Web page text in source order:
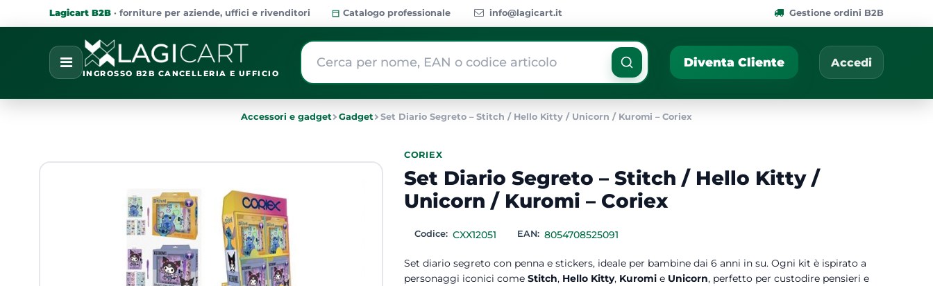
Lagicart B2B · forniture per aziende, uffici e rivenditori Catalogo professionale info@lagicart.it Gestione ordini B2B
OpenINGROSSO B2B CANCELLERIA E UFFICIO
La modifica di un filtro aggiorna automaticamente gli altri filtri disponibili. Cerca per nome,
Diventa Cliente Accedi
Accessori e gadget Gadget Set Diario Segreto – Stitch / Hello Kitty / Unicorn / Kuromi – Coriex
CORIEX
Set Diario Segreto – Stitch / Hello Kitty /
Unicorn / Kuromi – Coriex
Codice: CXX12051 EAN: 8054708525091
Set diario segreto con penna e stickers, ideale per bambine dai 6 anni in su. Ogni kit è ispirato a
personaggi iconici come Stitch, Hello Kitty, Kuromie Unicorn, perfetto per custodire pensieri e